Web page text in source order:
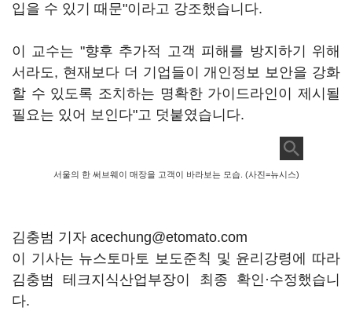
입을 수 있기 때문"이라고 강조했습니다.
이 교수는 "향후 추가적 고객 피해를 방지하기 위해
서라도, 현재보다 더 기업들이 개인정보 보안을 강화
할 수 있도록 조치하는 명확한 가이드라인이 제시될
필요는 있어 보인다"고 덧붙였습니다.
서울의 한 써브웨이 매장을 고객이 바라보는 모습. (사진=뉴시스)
김충범 기자 acechung@etomato.com
이 기사는 뉴스토마토 보도준칙 및 윤리강령에 따라
김충범 테크지식산업부장이 최종 확인·수정했습니
다.